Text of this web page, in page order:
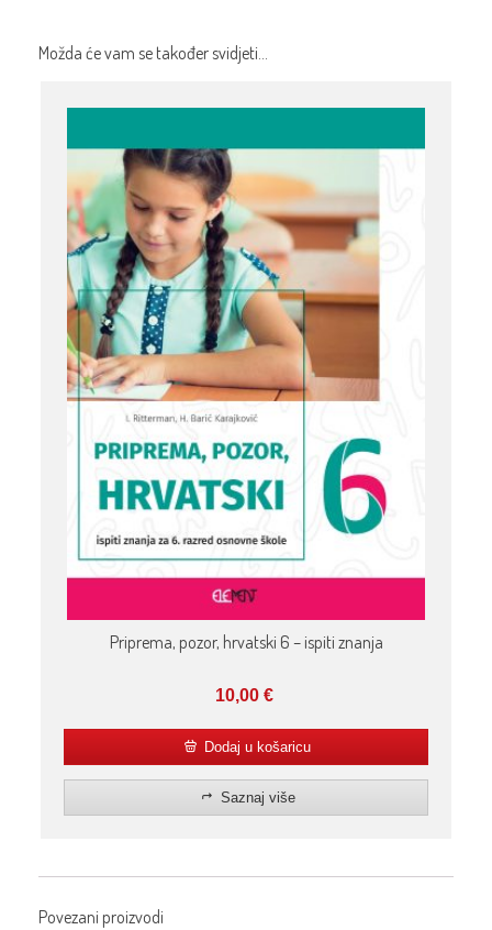
Možda će vam se također svidjeti…
Priprema, pozor, hrvatski 6 – ispiti znanja
10,00 €
Dodaj u košaricu
Saznaj više
Povezani proizvodi